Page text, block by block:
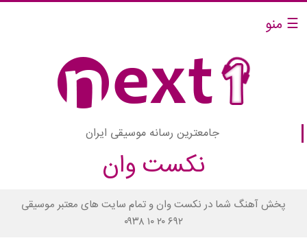
☰ منو
جامعترین رسانه موسیقی ایران
نکست وان
پخش آهنگ شما در نکست وان و تمام سایت های معتبر موسیقی
۰۹۳۸ ۱۰ ۲۰ ۶۹۲